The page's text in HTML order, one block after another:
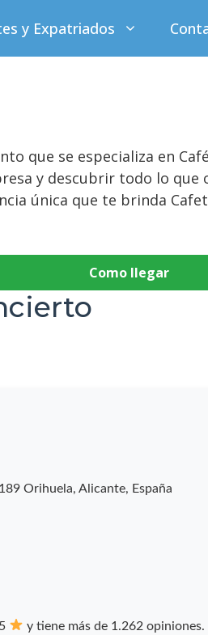
y Expatriados
que se especializa en
y descubrir todo lo que
única que te brinda
Como llegar
Orihuela, Alicante, España
y tiene más de 1.262 opiniones.